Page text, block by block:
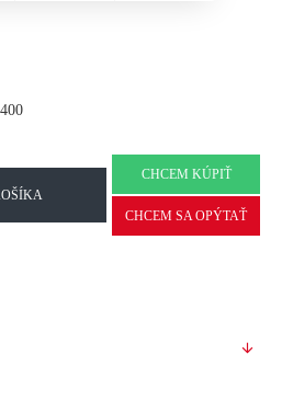
CHCEM KÚPIŤ
CHCEM SA OPÝTAŤ